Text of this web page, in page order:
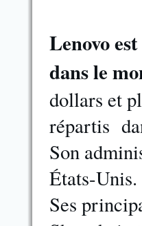
Lenovo
dans le
dollars et
répartis
Son
États-Unis.
Ses